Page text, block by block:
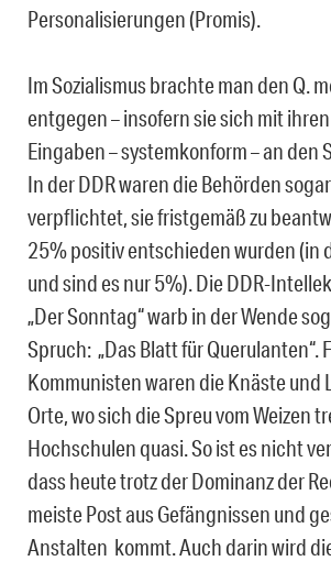
Personalisierungen (Promis).
Im Sozialismus brachte man den Q.
entgegen – insofern sie sich mit
Eingaben – systemkonform – an den
In der DDR waren die Behörden
verpflichtet, sie fristgemäß zu
25% positiv entschieden wurden (in
und sind es nur 5%). Die DDR-
„Der Sonntag“ warb in der Wende
Spruch: „Das Blatt für Querulanten“.
Kommunisten waren die Knäste und
Orte, wo sich die Spreu vom Weizen
Hochschulen quasi. So ist es nicht
dass heute trotz der Dominanz der
meiste Post aus Gefängnissen und
Anstalten kommt. Auch darin wird